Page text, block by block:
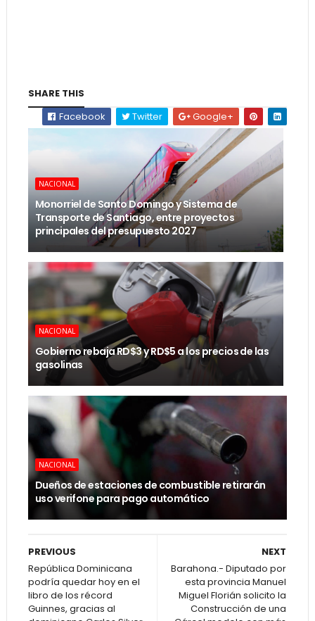
SHARE THIS
Facebook
Twitter Google+
NACIONAL
Monorriel de Santo Domingo y Sistema de
Transporte de Santiago, entre proyectos
principales del presupuesto 2027
NACIONAL
Gobierno rebaja RD$3 y RD$5 a los precios de las
gasolinas
NACIONAL
Dueños de estaciones de combustible retirarán
uso verifone para pago automático
NEXT
Barahona.- Diputado por
esta provincia Manuel
Miguel Florián solicito la
Construcción de una
PREVIOUS
República Dominicana
podría quedar hoy en el
libro de los récord
Guinnes, gracias al